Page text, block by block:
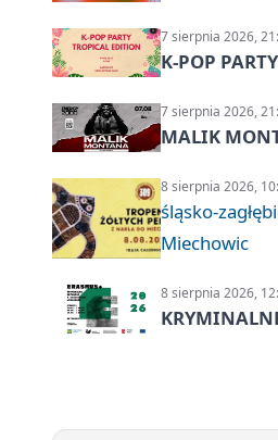
7 sierpnia 2026,
K-POP
7 sierpnia 2026,
MALIK
8 sierpnia 2026,
śląsko-
Miechowic
8 sierpnia 2026,